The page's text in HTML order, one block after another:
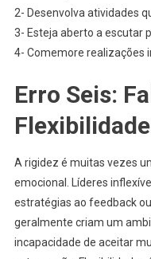
2- Desenvolva atividades
3- Esteja aberto a escutar
4- Comemore realizações
Erro Seis:
Flexibilidade
A rigidez é muitas vezes
emocional. Líderes
estratégias ao feedback
geralmente criam um
incapacidade de aceitar